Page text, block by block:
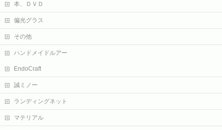
本、ＤＶＤ
偏光グラス
その他
ハンドメイドルアー
EndoCraft
誠ミノー
ランディングネット
マテリアル